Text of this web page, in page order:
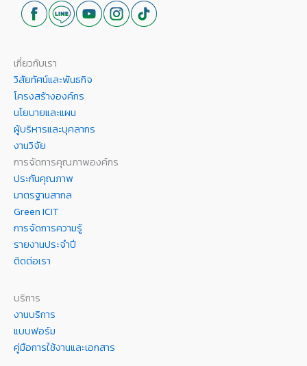
เกี่ยวกับเรา
วิสัยทัศน์และพันธกิจ
โครงสร้างองค์กร
นโยบายและแผน
ผู้บริหารและบุคลากร
งานวิจัย
การจัดการคุณภาพองค์กร
ประกันคุณภาพ
มาตรฐานสากล
Green ICIT
การจัดการความรู้
รายงานประจำปี
ติดต่อเรา
บริการ
งานบริการ
แบบฟอร์ม
คู่มือการใช้งานและเอกสาร